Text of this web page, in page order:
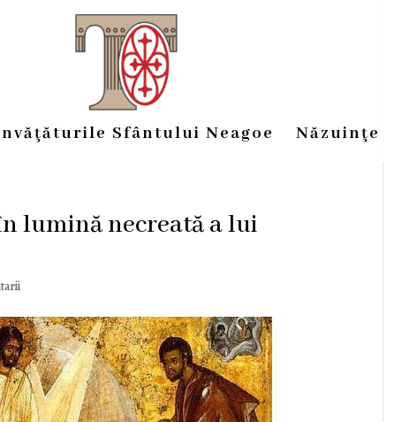
Sfântului Neagoe Năzuinţe
lumină necreată a lui